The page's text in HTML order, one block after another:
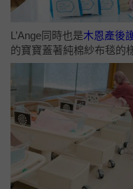
L’Ange同時也是木恩產後
的寶寶蓋著純棉紗布毯的